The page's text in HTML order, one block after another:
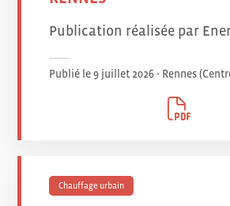
Publication réalisée par
Publié le 9 juillet 2026 - Rennes
Chauffage urbain